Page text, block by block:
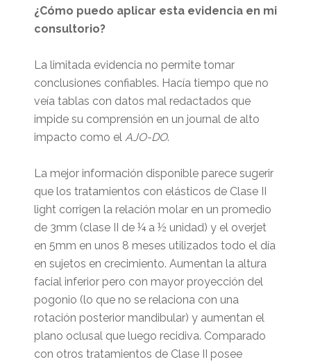
¿Cómo puedo aplicar esta evidencia en mi
consultorio?
La limitada evidencia no permite tomar
conclusiones confiables. Hacía tiempo que no
veía tablas con datos mal redactados que
impide su comprensión en un journal de alto
impacto como el AJO-DO.
La mejor información disponible parece sugerir
que los tratamientos con elásticos de Clase II
light corrigen la relación molar en un promedio
de 3mm (clase II de ¼ a ½ unidad) y el overjet
en 5mm en unos 8 meses utilizados todo el día
en sujetos en crecimiento. Aumentan la altura
facial inferior pero con mayor proyección del
pogonio (lo que no se relaciona con una
rotación posterior mandibular) y aumentan el
plano oclusal que luego recidiva. Comparado
con otros tratamientos de Clase II posee